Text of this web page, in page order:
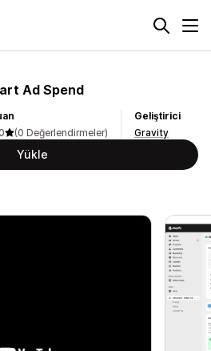
Ad Spend
(0 Değerlendirmeler)
Geliştirici
Gravity
Yükle